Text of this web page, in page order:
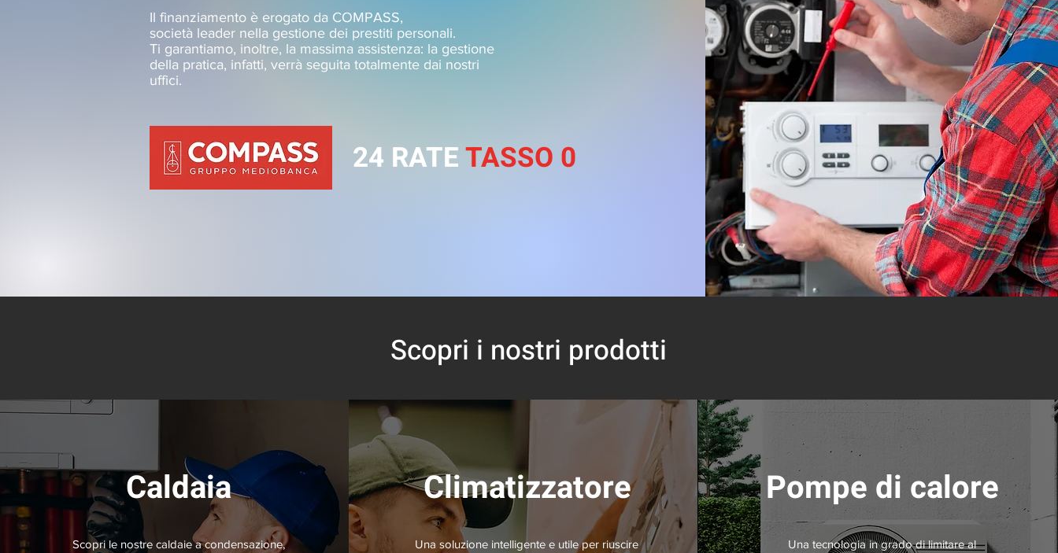
Il finanziamento è erogato da COMPASS,
società leader nella gestione dei prestiti personali.
Ti garantiamo, inoltre, la massima assistenza: la gestione
della pratica, infatti, verrà seguita totalmente dai nostri
uffici.
24 RATETASSO 0
Scopri i nostri prodotti
Caldaia
Scopri le nostre caldaie acondensazione,
Climatizzatore
Una soluzione intelligente e utile per riuscire
Pompe di calore
Una tecnologia in grado di limitare al